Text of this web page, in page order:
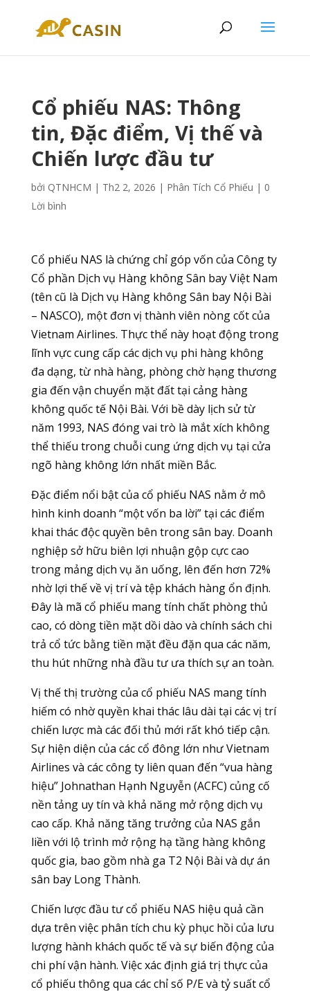
Cổ phiếu NAS: Thông
tin, Đặc điểm, Vị thế và
Chiến lược đầu tư
bởi QTNHCM | Th2 2, 2026 | Phân Tích Cổ Phiếu | 0
Lời bình
Cổ phiếu NAS là chứng chỉ góp vốn của Công ty
Cổ phần Dịch vụ Hàng không Sân bay Việt Nam
(tên cũ là Dịch vụ Hàng không Sân bay Nội Bài
– NASCO), một đơn vị thành viên nòng cốt của
Vietnam Airlines. Thực thể này hoạt động trong
lĩnh vực cung cấp các dịch vụ phi hàng không
đa dạng, từ nhà hàng, phòng chờ hạng thương
gia đến vận chuyển mặt đất tại cảng hàng
không quốc tế Nội Bài. Với bề dày lịch sử từ
năm 1993, NAS đóng vai trò là mắt xích không
thể thiếu trong chuỗi cung ứng dịch vụ tại cửa
ngõ hàng không lớn nhất miền Bắc.
Đặc điểm nổi bật của cổ phiếu NAS nằm ở mô
hình kinh doanh “một vốn ba lời” tại các điểm
khai thác độc quyền bên trong sân bay. Doanh
nghiệp sở hữu biên lợi nhuận gộp cực cao
trong mảng dịch vụ ăn uống, lên đến hơn 72%
nhờ lợi thế về vị trí và tệp khách hàng ổn định.
Đây là mã cổ phiếu mang tính chất phòng thủ
cao, có dòng tiền mặt dồi dào và chính sách chi
trả cổ tức bằng tiền mặt đều đặn qua các năm,
thu hút những nhà đầu tư ưa thích sự an toàn.
Vị thế thị trường của cổ phiếu NAS mang tính
hiếm có nhờ quyền khai thác lâu dài tại các vị trí
chiến lược mà các đối thủ mới rất khó tiếp cận.
Sự hiện diện của các cổ đông lớn như Vietnam
Airlines và các công ty liên quan đến “vua hàng
hiệu” Johnathan Hạnh Nguyễn (ACFC) củng cố
nền tảng uy tín và khả năng mở rộng dịch vụ
cao cấp. Khả năng tăng trưởng của NAS gắn
liền với lộ trình mở rộng hạ tầng hàng không
quốc gia, bao gồm nhà ga T2 Nội Bài và dự án
sân bay Long Thành.
Chiến lược đầu tư cổ phiếu NAS hiệu quả cần
dựa trên việc phân tích chu kỳ phục hồi của lưu
lượng hành khách quốc tế và sự biến động của
chi phí vận hành. Việc xác định giá trị thực của
cổ phiếu thông qua các chỉ số P/E và tỷ suất cổ